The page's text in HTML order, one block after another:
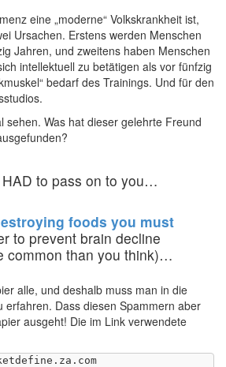
eine „moderne“ Volkskrankheit ist,
Ursachen. Erstens werden Menschen
Jahren, und zweitens haben Menschen
intellektuell zu betätigen als vor fünfzig
bedarf des Trainings. Und für den
sehen. Was hat dieser gelehrte Freund
to pass on to you…
foods you must
to prevent brain decline
common than you think)…
alle, und deshalb muss man in die
erfahren. Dass diesen Spammern aber
ausgeht! Die im Link verwendete